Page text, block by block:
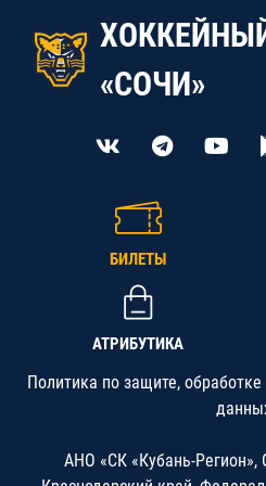
«СОЧИ»
БИЛЕТЫ
АТРИБУТИКА
Политика по защите,
АНО «СК «Кубань-